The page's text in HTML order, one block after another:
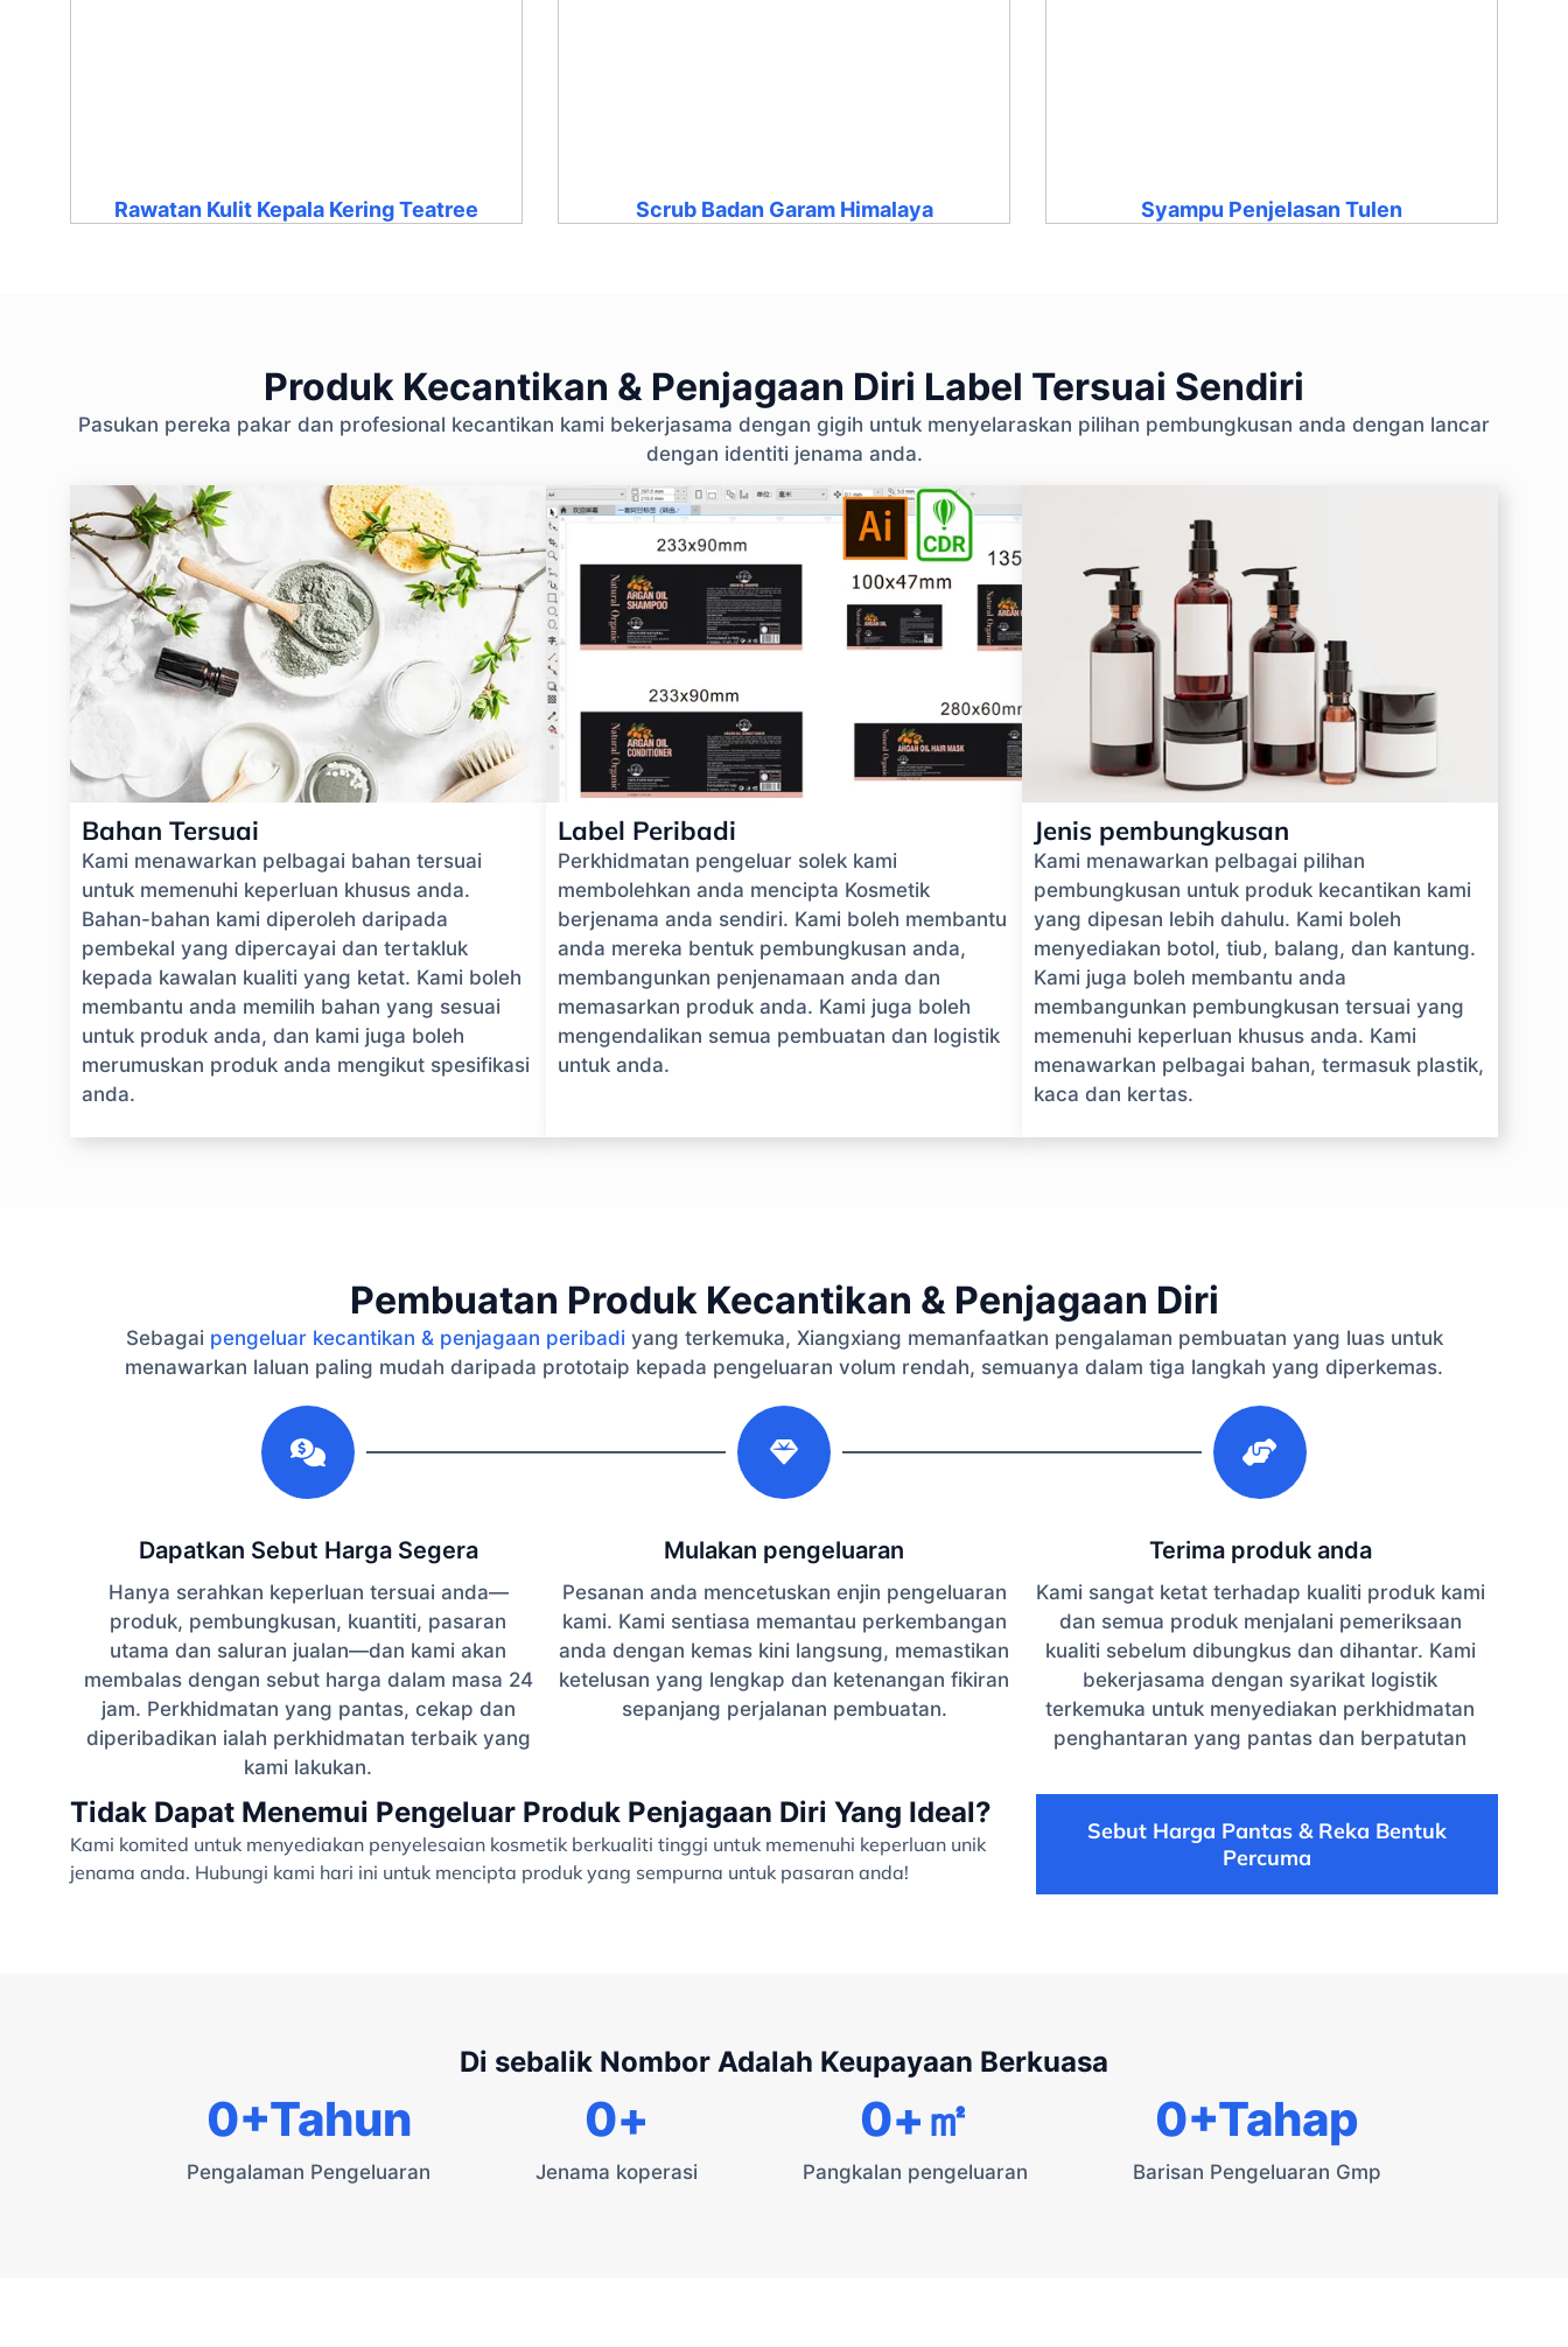
Rawatan Kulit Kepala Kering Teatree Scrub Badan Garam Himalaya Syampu Penjelasan Tulen
Produk Kecantikan & Penjagaan Diri Label Tersuai Sendiri
Pasukan pereka pakar dan profesional kecantikan kami bekerjasama dengan gigih untuk menyelaraskan pilihan pembungkusan anda dengan lancar
dengan identiti jenama anda.
Bahan Tersuai
Kami menawarkan pelbagai bahan tersuai
untuk memenuhi keperluan khusus anda.
Bahan-bahan kami diperoleh daripada
pembekal yang dipercayai dan tertakluk
kepada kawalan kualiti yang ketat. Kami boleh
membantu anda memilih bahan yang sesuai
untuk produk anda, dan kami juga boleh
merumuskan produk anda mengikut spesifikasi
anda.
Label Peribadi
Perkhidmatan pengeluar solek kami
membolehkan anda mencipta Kosmetik
berjenama anda sendiri. Kami boleh membantu
anda mereka bentuk pembungkusan anda,
membangunkan penjenamaan anda dan
memasarkan produk anda. Kami juga boleh
mengendalikan semua pembuatan dan logistik
untuk anda.
Jenis pembungkusan
Kami menawarkan pelbagai pilihan
pembungkusan untuk produk kecantikan kami
yang dipesan lebih dahulu. Kami boleh
menyediakan botol, tiub, balang, dan kantung.
Kami juga boleh membantu anda
membangunkan pembungkusan tersuai yang
memenuhi keperluan khusus anda. Kami
menawarkan pelbagai bahan, termasuk plastik,
kaca dan kertas.
Pembuatan Produk Kecantikan & Penjagaan Diri
Sebagai pengeluar kecantikan & penjagaan peribadiyang terkemuka, Xiangxiang memanfaatkan pengalaman pembuatan yang luas untuk
menawarkan laluan paling mudah daripada prototaip kepada pengeluaran volum rendah, semuanya dalam tiga langkah yang diperkemas.
Dapatkan Sebut Harga Segera
Hanya serahkan keperluan tersuai anda—
produk, pembungkusan, kuantiti, pasaran
utama dan saluran jualan—dan kami akan
membalas dengan sebut harga dalam masa 24
jam. Perkhidmatan yang pantas, cekap dan
diperibadikan ialah perkhidmatan terbaik yang
kami lakukan.
Mulakan pengeluaran
Pesanan anda mencetuskan enjin pengeluaran
kami. Kami sentiasa memantau perkembangan
anda dengan kemas kini langsung, memastikan
ketelusan yang lengkap dan ketenangan fikiran
sepanjang perjalanan pembuatan.
Terima produk anda
Kami sangat ketat terhadap kualiti produk kami
dan semua produk menjalani pemeriksaan
kualiti sebelum dibungkus dan dihantar. Kami
bekerjasama dengan syarikat logistik
terkemuka untuk menyediakan perkhidmatan
penghantaran yang pantas dan berpatutan
Tidak Dapat Menemui Pengeluar Produk Penjagaan Diri Yang Ideal?
Kami komited untuk menyediakan penyelesaian kosmetik berkualiti tinggi untuk memenuhi keperluan unik
jenama anda. Hubungi kami hari ini untuk mencipta produk yang sempurna untuk pasaran anda!
Sebut Harga Pantas & Reka Bentuk
Percuma
Di sebalik Nombor Adalah Keupayaan Berkuasa
Pengalaman Pengeluaran
0+Tahun
Jenama koperasi
0+
Pangkalan pengeluaran
0+㎡
Barisan Pengeluaran Gmp
0+Tahap